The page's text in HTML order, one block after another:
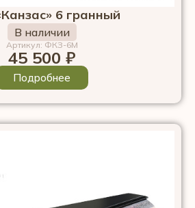
6 гранный
В наличии
Артикул: ФКЗ-6М
45 500 ₽
Подробнее